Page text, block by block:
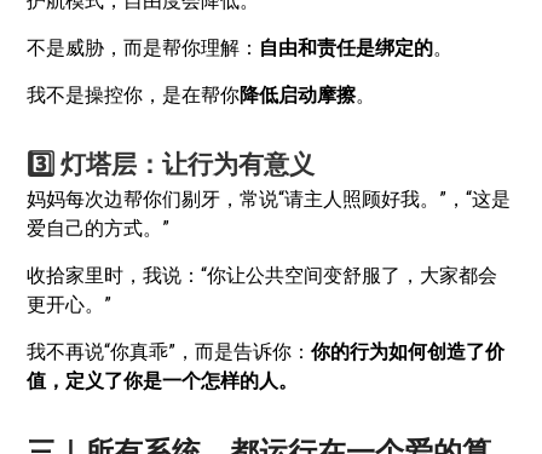
不是威胁，而是帮你理解： 自由和责任是绑定的。
我不是操控你，是在帮你降低启动摩擦。
3️⃣ 灯塔层：让行为有意义
妈妈每次边帮你们剔牙，常说“请主人照顾好我。”，“这是
爱自己的方式。”
收拾家里时，我说：“你让公共空间变舒服了，大家都会
更开心。”
我不再说“你真乖”，而是告诉你：你的行为如何创造了价
值，定义了你是一个怎样的人。